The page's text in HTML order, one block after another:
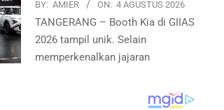
BY: AMIER ON: 4 AGUSTUS 2026
TANGERANG – Booth Kia di GIIAS
2026 tampil unik. Selain
memperkenalkan jajaran